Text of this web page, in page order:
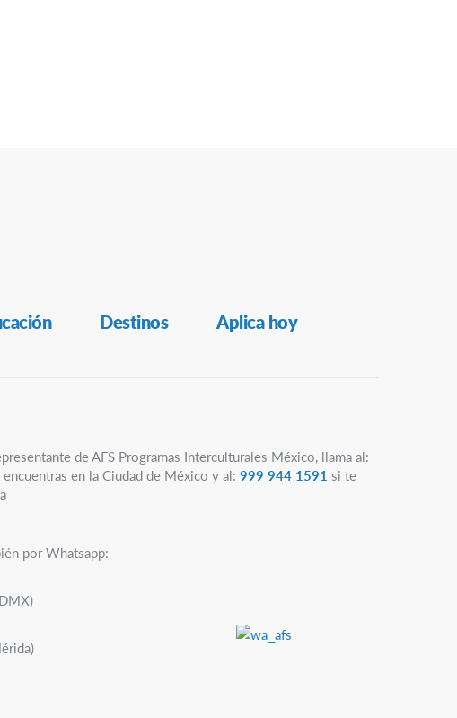
Destinos Aplica hoy
de AFS Programas Interculturales México, llama al:
en la Ciudad de México y al: 999 944 1591 si te
por Whatsapp: